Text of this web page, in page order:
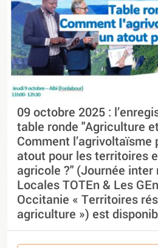
09 octobre 2025 :
table ronde "Agriculture
Comment l’agrivoltaïsme
atout pour les territoires
agricole ?" (Journée inter
Locales TOTEn & Les
Occitanie « Territoires
agriculture ») est